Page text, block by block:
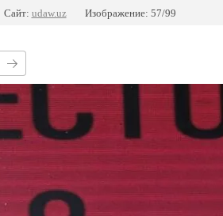
Сайт: udaw.uz Изображение: 57/99